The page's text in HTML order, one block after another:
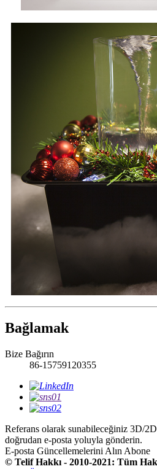
Bağlamak
Bize Bağırın
86-15759120355
Referans olarak sunabileceğiniz 3D/
doğrudan e-posta yoluyla gönderin.
E-posta Güncellemelerini Alın Abone
© Telif Hakkı - 2010-2021: Tüm